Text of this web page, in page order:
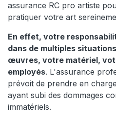
assurance RC pro artiste
pratiquer votre art
En effet, votre
dans de multiples
œuvres, votre matériel,
employés. L'assurance
prévoit de prendre en
ayant subi des dommages
immatériels.